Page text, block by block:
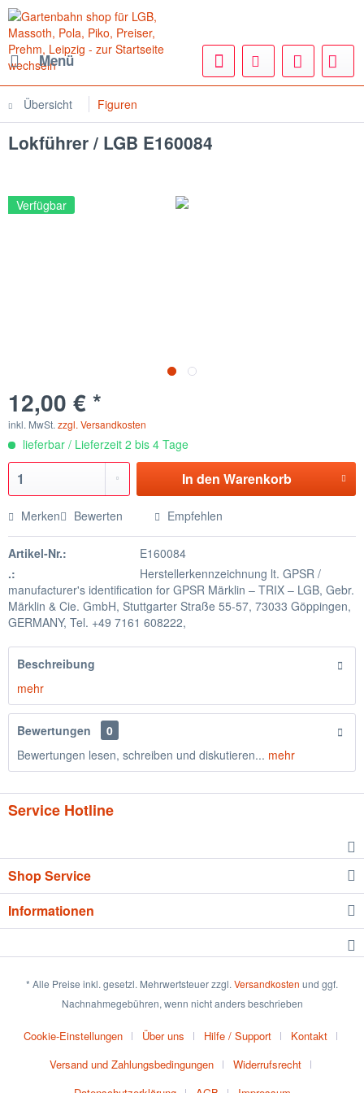
Menü
Übersicht Figuren
Lokführer / LGB E160084
Verfügbar
12,00 € *
inkl. MwSt. zzgl. Versandkosten
lieferbar / Lieferzeit 2 bis 4 Tage
In den Warenkorb
Merken Bewerten Empfehlen
Artikel-Nr.:
E160084
.:
Herstellerkennzeichnung lt. GPSR /
manufacturer's identification for GPSR Märklin – TRIX – LGB, Gebr.
Märklin & Cie. GmbH, Stuttgarter Straße 55-57, 73033 Göppingen,
GERMANY, Tel. +49 7161 608222,
Beschreibung
mehr
Bewertungen
0
Bewertungen lesen, schreiben und diskutieren... mehr
Service Hotline
Shop Service
Informationen
* Alle Preise inkl. gesetzl. Mehrwertsteuer zzgl. Versandkosten und ggf.
Nachnahmegebühren, wenn nicht anders beschrieben
Cookie-Einstellungen Über uns Hilfe / Support
Kontakt
Versand und Zahlungsbedingungen
Widerrufsrecht